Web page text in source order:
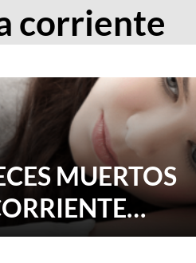
corriente
MUERTOS